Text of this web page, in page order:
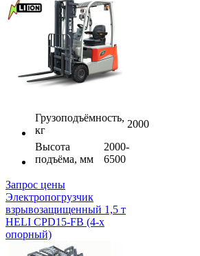
Грузоподъёмность,
кг
2000
Высота
подъёма, мм
2000-
6500
Запрос цены
Электропогрузчик
взрывозащищенный 1,5 т
HELI CPD15-FB (4-х
опорный)